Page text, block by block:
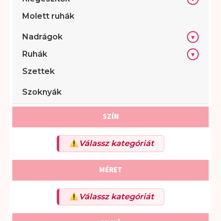
Molett ruhák
Nadrágok ▼
Ruhák ▼
Szettek
Szoknyák
SZÍN
Válassz kategóriát
MÉRET
Válassz kategóriát